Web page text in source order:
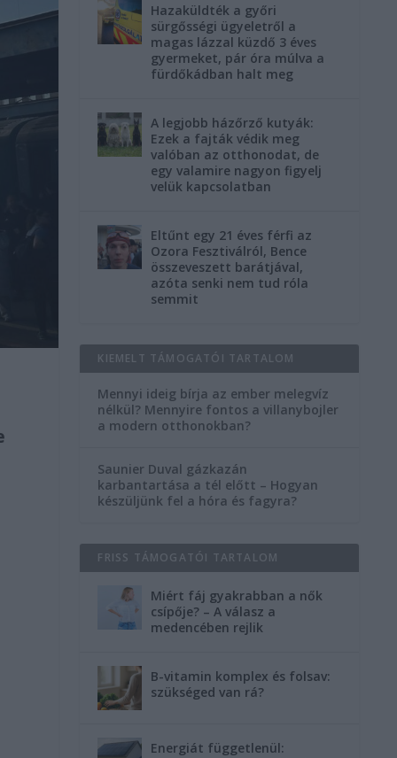
Hazaküldték a győri
sürgősségi ügyeletről a
magas lázzal küzdő 3 éves
gyermeket, pár óra múlva a
fürdőkádban halt meg
A legjobb házőrző kutyák:
Ezek a fajták védik meg
valóban az otthonodat, de
egy valamire nagyon figyelj
velük kapcsolatban
Eltűnt egy 21 éves férfi az
Ozora Fesztiválról, Bence
összeveszett barátjával,
azóta senki nem tud róla
semmit
KIEMELT TÁMOGATÓI TARTALOM
Mennyi ideig bírja az ember melegvíz
nélkül? Mennyire fontos a villanybojler
a modern otthonokban?
Saunier Duval gázkazán
karbantartása a tél előtt – Hogyan
készüljünk fel a hóra és fagyra?
FRISS TÁMOGATÓI TARTALOM
Miért fáj gyakrabban a nők
csípője? – A válasz a
medencében rejlik
B-vitamin komplex és folsav:
szükséged van rá?
Energiát függetlenül: